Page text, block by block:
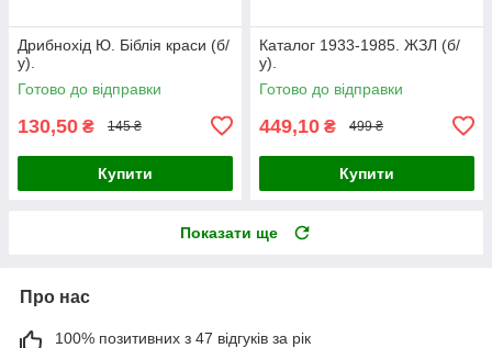
Дрибнохід Ю. Біблія краси (б/
у).
Готово до відправки
130,50 ₴ 145 ₴
Купити
Каталог 1933-1985. ЖЗЛ (б/
у).
Готово до відправки
449,10 ₴ 499 ₴
Купити
Показати ще
Про нас
100% позитивних з 47 відгуків за рік